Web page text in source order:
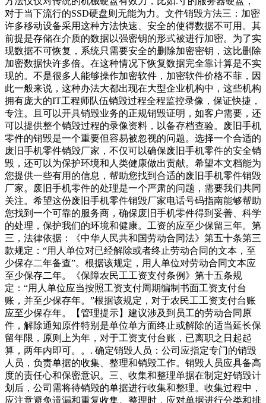
对于当下流行的SSD硬盘则无能为力。文件销毁方法三：加密
许多移动设备采用这种方法快速、安全的使得数据不可用。其
前提是存储在介质的数据以强密钥的形式被进行加密。为了实
现数据不可恢复，系统只需要安全的删除加密密钥，这比删除
加密数据快许多倍。在这种情况下恢复数据完全靠计算是不实
现的。不是很多人能够操作加密软件，加密软件价格不菲，因
此一般来说，这种办法大都出现在大型企业机构中，这些机构
拥有庞大的IT工程师队伍销毁过程全程监控录像，保证快捷，
专注。且可以开具销毁业务的正规销毁证明，如客户需要，还
可以提供整个销毁过程的录像资料，以备存档查验。废旧手机
零件的销毁是一个重要但容易被忽视的问题。选择一个合适的
废旧手机零件销毁厂家，不仅可以确保废旧手机零件的安全销
毁，还可以为保护环境和人类健康做出贡献。希望本文档能为
您提供一些有用的信息，帮助您找到合适的废旧手机零件销毁
厂家。废旧手机零件的处理是一个严肃的问题，需要我们共同
关注。希望这份废旧手机零件销毁厂家电话号码指南能够帮助
您找到一个可靠的服务商，确保废旧手机零件得到妥善、科学
的处理，保护我们的环境和健康。工资的应至少保留三年。第
三，法律依据：《中华人民共和国劳动合同法》第五十条第三
款规定：“用人单位对已经解除或者终止劳动合同的文本，至
少保存二年备查”。根据该规定，用人单位对劳动合同文本应
至少保存二年。《保障农民工工资支付条例》第十五条规
定：“用人单位应当按照工资支付周期编制书面工资支付台
账，并至少保存年。”根据该规定，对于农民工工资支付台账
应至少保存年。【管理提示】建议涉及到员工的劳动合同原
件，解除通知原件特别是单位单方面终止或解除的适当延长保
留年限，原则上为年，对于工资支付台账，已离职之日起起
算，两年内即可。。. 确定销毁人员：公司应指定专门的销毁
人员，负责单据的收集、整理和销毁工作。销毁人员应具备高
度的责任心和保密意识。三、收集和整理单据在制定好销毁计
划后，公司需将待销毁的单据进行收集和整理。收集过程中，
应注意避免遗漏和重复收集。整理时，应对单据进行分类和排